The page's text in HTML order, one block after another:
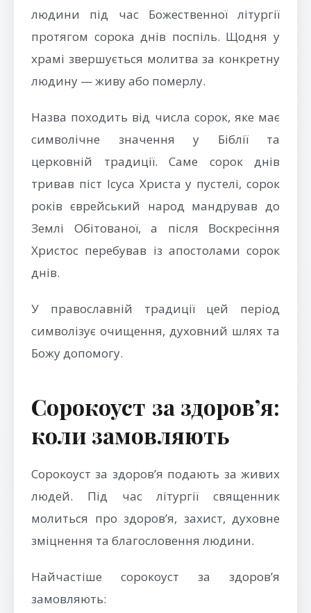
людини під час Божественної літургії
протягом сорока днів поспіль. Щодня у
храмі звершується молитва за конкретну
людину — живу або померлу.
Назва походить від числа сорок, яке має
символічне значення у Біблії та
церковній традиції. Саме сорок днів
тривав піст Ісуса Христа у пустелі, сорок
років єврейський народ мандрував до
Землі Обітованої, а після Воскресіння
Христос перебував із апостолами сорок
днів.
У православній традиції цей період
символізує очищення, духовний шлях та
Божу допомогу.
Сорокоуст за здоров’я:
коли замовляють
Сорокоуст за здоров’я подають за живих
людей. Під час літургії священник
молиться про здоров’я, захист, духовне
зміцнення та благословення людини.
Найчастіше сорокоуст за здоров’я
замовляють: